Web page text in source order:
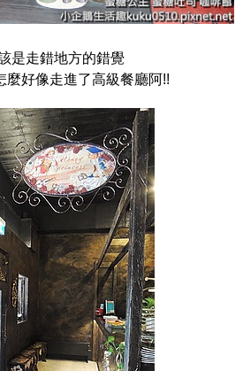
是走錯地方的錯覺
麼好像走進了高級餐廳阿!!